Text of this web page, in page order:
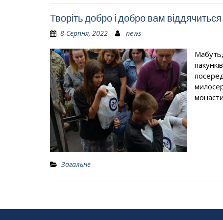
Творіть добро і добро вам віддячиться
8 Серпня, 2022 news
Загальне